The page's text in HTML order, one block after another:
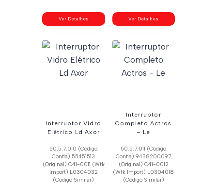
Ver Detalhes Ver Detalhes
Interruptor Vidro
Elétrico Ld Axor
50.5.7.010 (Código
Confia) 55451513
(Original) C41-0011 (Wtk
Import) L0304032
(Código Similar)
Interruptor
Completo Actros
– Le
50.5.7.011 (Código
Confia) 9438200097
(Original) C41-0012
(Wtk Import) L0304018
(Código Similar)